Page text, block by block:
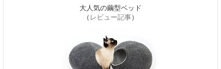
大人気の繭型ベッド
（ レビュー記事）